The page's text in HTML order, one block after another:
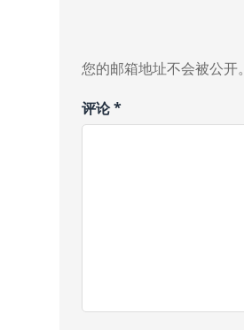
您的邮箱地址不会被公开。
评论*